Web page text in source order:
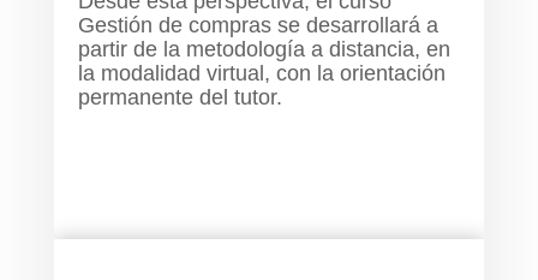
Gestión de compras se desarrollará a
partir de la metodología a distancia, en
la modalidad virtual, con la orientación
permanente del tutor.